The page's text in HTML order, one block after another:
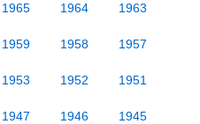
1965 1964 1963
1959 1958 1957
1953 1952 1951
1947 1946 1945